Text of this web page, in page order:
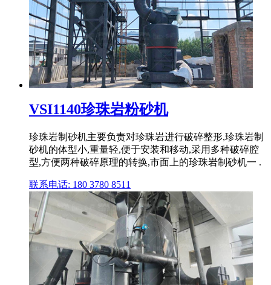
VSI1140珍珠岩粉砂机
珍珠岩制砂机主要负责对珍珠岩进行破碎整形,珍珠岩制
砂机的体型小,重量轻,便于安装和移动,采用多种破碎腔
型,方便两种破碎原理的转换,市面上的珍珠岩制砂机一 .
联系电话: 180 3780 8511